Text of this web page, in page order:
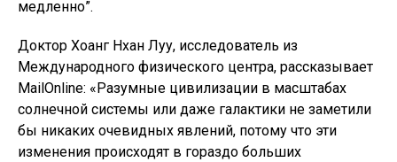
медленно”.
Доктор Хоанг Нхан Луу, исследователь из
Международного физического центра, рассказывает
MailOnline: «Разумные цивилизации в масштабах
солнечной системы или даже галактики не заметили
бы никаких очевидных явлений, потому что эти
изменения происходят в гораздо больших